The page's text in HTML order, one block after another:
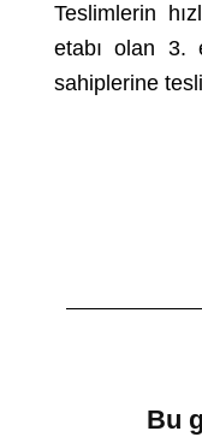
Teslimlerin
etabı olan 3.
sahiplerine
Bu